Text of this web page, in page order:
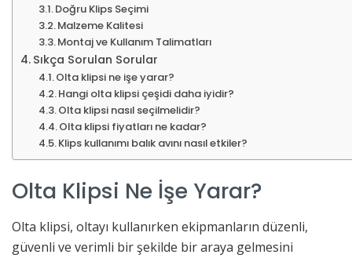
Doğru Klips Seçimi
Malzeme Kalitesi
Montaj ve Kullanım Talimatları
Sıkça Sorulan Sorular
Olta klipsi ne işe yarar?
Hangi olta klipsi çeşidi daha iyidir?
Olta klipsi nasıl seçilmelidir?
Olta klipsi fiyatları ne kadar?
Klips kullanımı balık avını nasıl etkiler?
Olta Klipsi Ne İşe Yarar?
Olta klipsi, oltayı kullanırken ekipmanların düzenli,
güvenli ve verimli bir şekilde bir araya gelmesini